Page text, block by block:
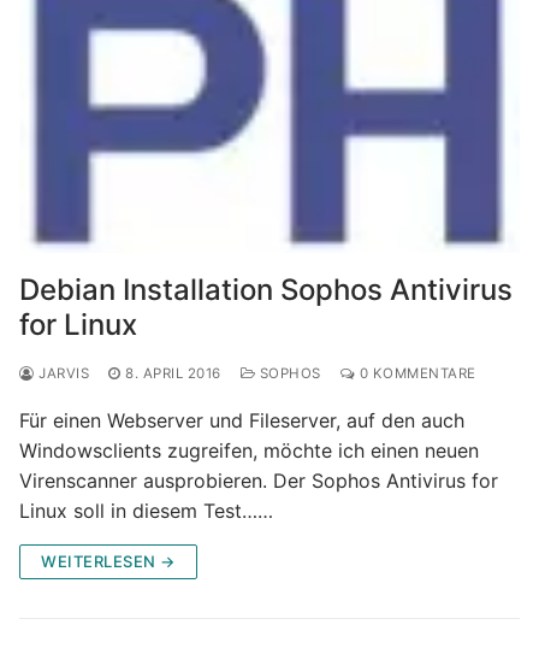
Debian Installation Sophos Antivirus
for Linux
JARVIS 8. APRIL 2016 SOPHOS 0 KOMMENTARE
Für einen Webserver und Fileserver, auf den auch
Windowsclients zugreifen, möchte ich einen neuen
Virenscanner ausprobieren. Der Sophos Antivirus for
Linux soll in diesem Test……
WEITERLESEN →